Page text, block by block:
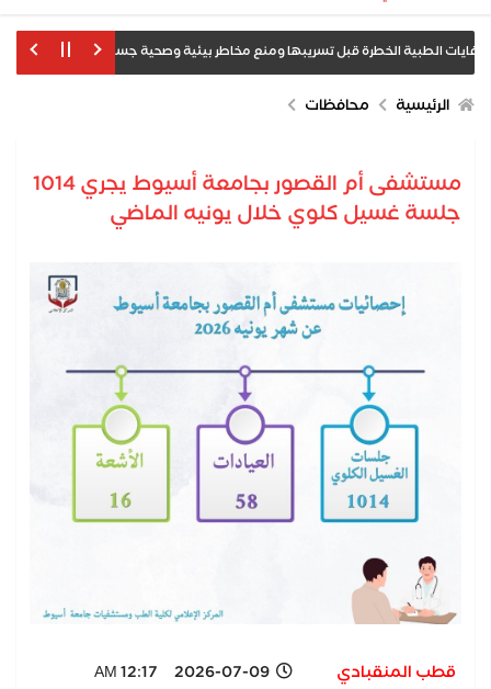
الرئيسية محافظات
مستشفى أم القصور بجامعة أسيوط يجري 1014
جلسة غسيل كلوي خلال يونيه الماضي
قطب المنقبادي 2026-07-09 12:17 AM